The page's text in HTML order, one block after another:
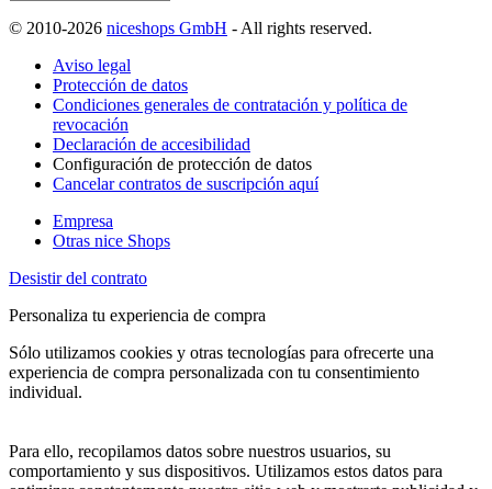
© 2010-2026 niceshops GmbH - All rights reserved.
Aviso legal
Protección de datos
Condiciones generales de contratación y política de
revocación
Declaración de accesibilidad
Configuración de protección de datos
Cancelar contratos de suscripción aquí
Empresa
Otras nice Shops
Desistir del contrato
Personaliza tu experiencia de compra
Sólo utilizamos cookies y otras tecnologías para ofrecerte una
experiencia de compra personalizada con tu consentimiento
individual.
Para ello, recopilamos datos sobre nuestros usuarios, su
comportamiento y sus dispositivos. Utilizamos estos datos para